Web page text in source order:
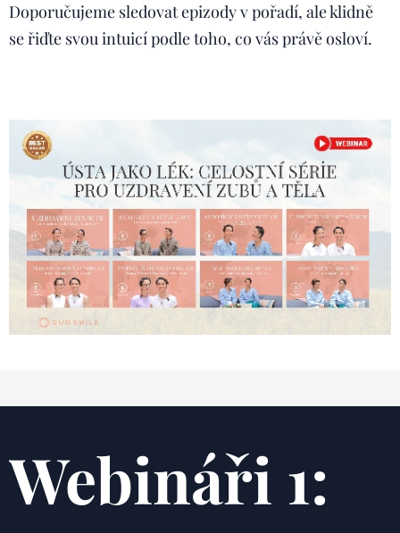
Doporučujeme sledovat epizody v pořadí, ale klidně
se řiďte svou intuicí podle toho, co vás právě osloví.
Webináři 1: